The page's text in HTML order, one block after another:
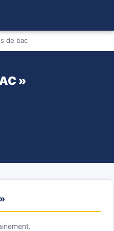
de bac
»